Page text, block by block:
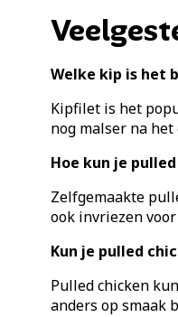
Welke kip is het
Kipfilet is het
nog malser na het
Hoe kun je
Zelfgemaakte
ook invriezen
Kun je pulled
Pulled chicken
anders op smaak